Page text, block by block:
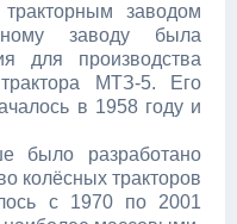
заводом
заводу была
для производства
трактора МТЗ-5. Его
в 1958 году и
разработано
колёсных тракторов
с 1970 по 2001